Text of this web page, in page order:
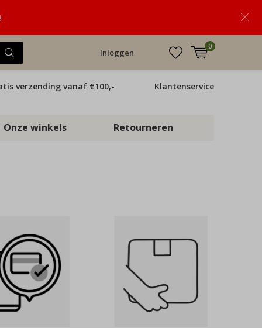
Inloggen
0
verzending vanaf €100,- Klantenservice
Onze winkels Retourneren